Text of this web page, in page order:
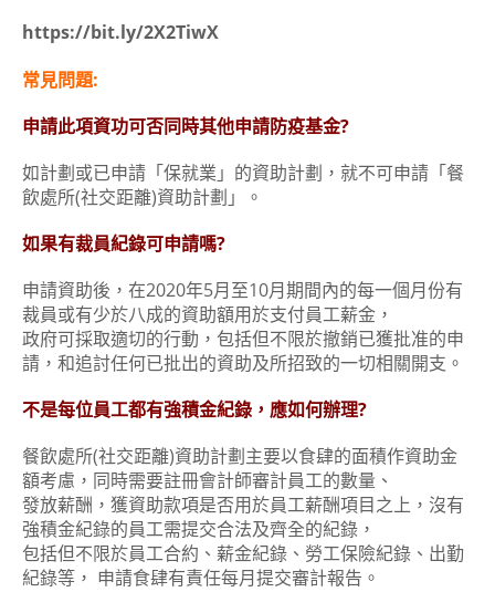
https://bit.ly/2X2TiwX
常見問題:
申請此項資功可否同時其他申請防疫基金?
如計劃或已申請「保就業」的資助計劃，就不可申請「餐
飲處所(社交距離)資助計劃」。
如果有裁員紀錄可申請嗎?
申請資助後，在2020年5月至10月期間內的每一個月份有
裁員或有少於八成的資助額用於支付員工薪金，
政府可採取適切的行動，包括但不限於撤銷已獲批准的申
請，和追討任何已批出的資助及所招致的一切相關開支。
不是每位員工都有強積金紀錄，應如何辦理?
餐飲處所(社交距離)資助計劃主要以食肆的面積作資助金
額考慮，同時需要註冊會計師審計員工的數量、
發放薪酬，獲資助款項是否用於員工薪酬項目之上，沒有
強積金紀錄的員工需提交合法及齊全的紀錄，
包括但不限於員工合約、薪金紀錄、勞工保險紀錄、出勤
紀錄等， 申請食肆有責任每月提交審計報告。